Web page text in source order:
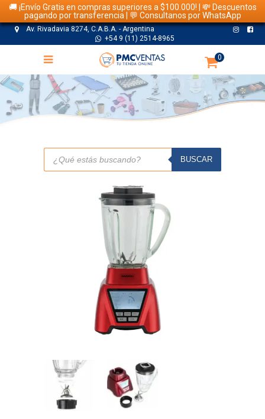
🚚 ¡Envío Gratis en compras superiores a $100.000! | 💸 Descuentos
pagando por transferencia | 💬 Consultanos por WhatsApp
Av. Rivadavia 8274, C.A.B.A. - Argentina
+54 9 (11) 2514-8965
0
TIENDA
Búsqueda
productos
BUSCAR